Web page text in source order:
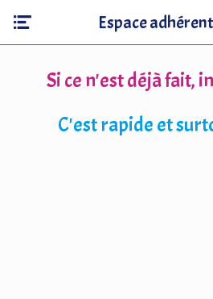
Espace
Si ce n'est déjà fait,
C'est rapide et